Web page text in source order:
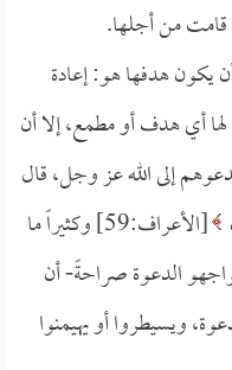
قامت من أجلها.
يكون هدفها هو: إعادة
أي هدف أو مطمع، إلا أن
إلى الله عز وجل، قال
[الأعراف:59] وكثيراً ما
الدعوة صراحةً- أن
ويسيطروا أو يهيمنوا